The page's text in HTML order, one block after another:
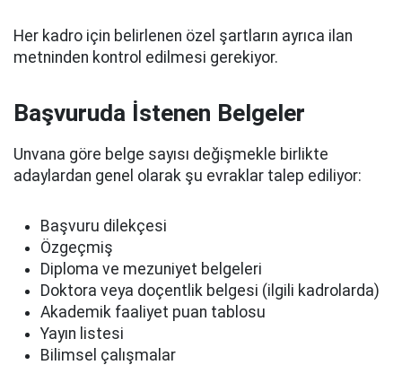
Her kadro için belirlenen özel şartların ayrıca ilan
metninden kontrol edilmesi gerekiyor.
Başvuruda İstenen Belgeler
Unvana göre belge sayısı değişmekle birlikte
adaylardan genel olarak şu evraklar talep ediliyor:
Başvuru dilekçesi
Özgeçmiş
Diploma ve mezuniyet belgeleri
Doktora veya doçentlik belgesi (ilgili kadrolarda)
Akademik faaliyet puan tablosu
Yayın listesi
Bilimsel çalışmalar